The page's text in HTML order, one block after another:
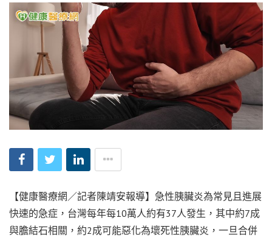
【健康醫療網／記者陳靖安報導】急性胰臟炎為常見且進展
快速的急症，台灣每年每10萬人約有37人發生，其中約7成
與膽結石相關，約2成可能惡化為壞死性胰臟炎，一旦合併